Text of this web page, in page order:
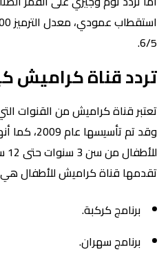
6/5.
تردد قناة كراميش
تعتبر قناة كراميش من القنوات
وقد تم
تقدمها قناة كراميش للأطفال
برنامج كركبة.
برنامج سهران.